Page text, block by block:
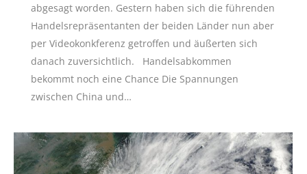
abgesagt worden. Gestern haben sich die führenden
Handelsrepräsentanten der beiden Länder nun aber
per Videokonkferenz getroffen und äußerten sich
danach zuversichtlich. Handelsabkommen
bekommt noch eine Chance Die Spannungen
zwischen China und…